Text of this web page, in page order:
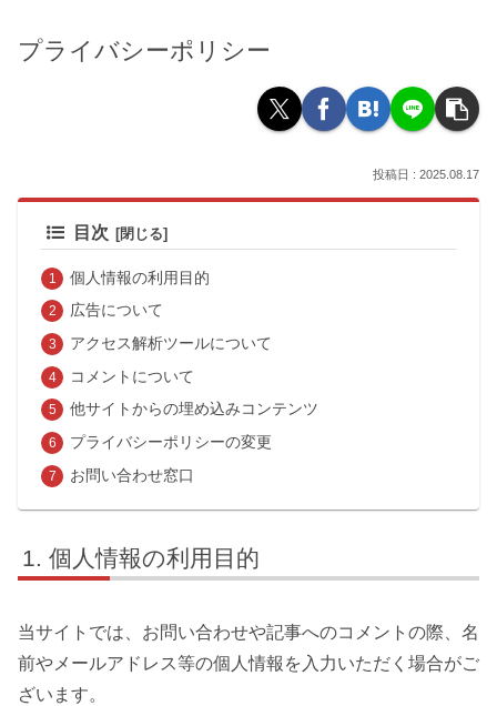
プライバシーポリシー
2025.08.17
目次
個人情報の利用目的
広告について
アクセス解析ツールについて
コメントについて
他サイトからの埋め込みコンテンツ
プライバシーポリシーの変更
お問い合わせ窓口
個人情報の利用目的
当サイトでは、お問い合わせや記事へのコメントの際、名
前やメールアドレス等の個人情報を入力いただく場合がご
ざいます。